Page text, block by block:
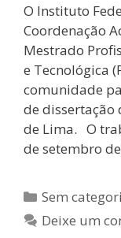
O Instituto
Coordenação
Mestrado
e Tecnológica
comunidade
de dissertação
de Lima. O
de setembro
Categorias
Sem
Deixe um